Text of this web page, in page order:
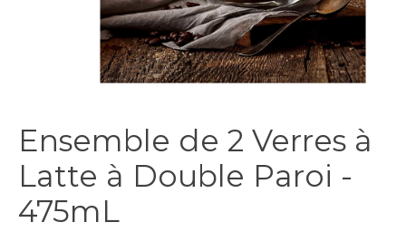
Ensemble de 2 Verres à
Latte à Double Paroi -
475mL